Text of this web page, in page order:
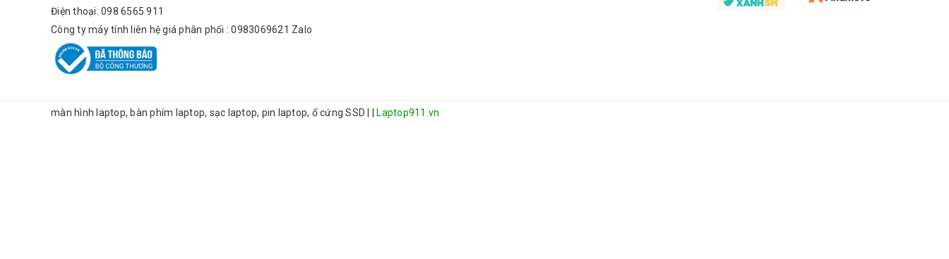
Điện thoại: 098 6565 911
Công ty máy tính liên hệ giá phân phối : 0983069621 Zalo
màn hình laptop, bàn phím laptop, sạc laptop, pin laptop, ổ cứng SSD Laptop911.vn